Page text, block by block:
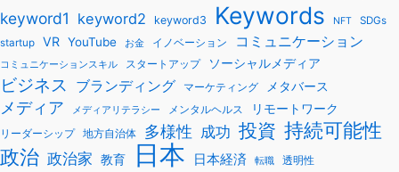
keyword1 keyword2 keyword3 Keywords NFT
SDGs
startup
VR YouTube お金 イノベーション コミュニケーション
コミュニケーションスキル スタートアップ ソーシャルメディア
ビジネス ブランディング マーケティング メタバース
メディア メディアリテラシー メンタルヘルス リモートワーク
リーダーシップ 地方自治体 多様性 成功 投資 持続可能性
政治 政治家 教育 日本 日本経済 転職 透明性